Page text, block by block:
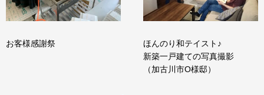
お客様感謝祭
ほんのり和テイスト♪
新築一戸建ての写真撮影
（加古川市O様邸）